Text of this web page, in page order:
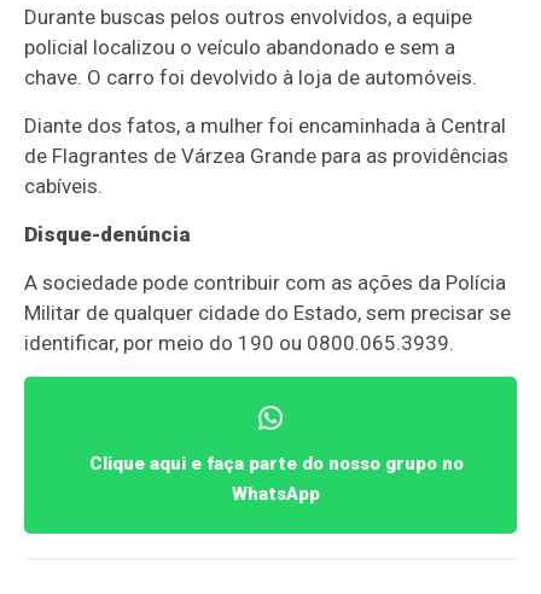
Durante buscas pelos outros envolvidos, a equipe
policial localizou o veículo abandonado e sem a
chave. O carro foi devolvido à loja de automóveis.
Diante dos fatos, a mulher foi encaminhada à Central
de Flagrantes de Várzea Grande para as providências
cabíveis.
Disque-denúncia
A sociedade pode contribuir com as ações da Polícia
Militar de qualquer cidade do Estado, sem precisar se
identificar, por meio do 190 ou 0800.065.3939.
Clique aqui e faça parte do nosso grupo no
WhatsApp